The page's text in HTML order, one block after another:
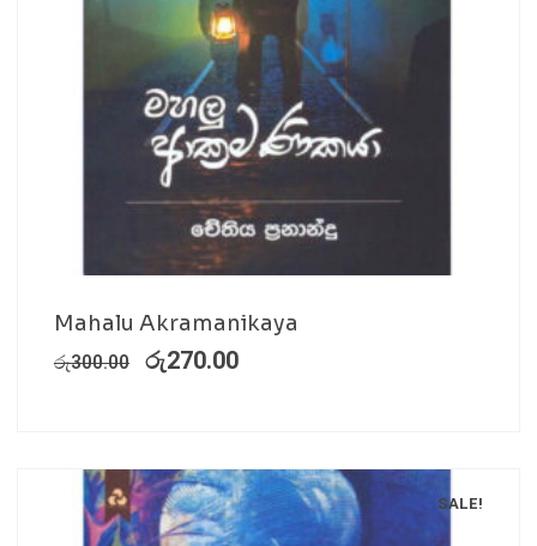
Mahalu Akramanikaya
රු300.00 රු270.00
SALE!